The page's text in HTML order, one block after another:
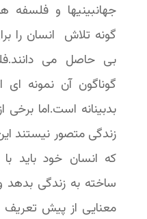
جهانبینیها و فلسفه
گونه تلاش انسان را
بی حاصل می
گوناگون آن نمونه ای
بدبینانه است.اما برخی
زندگی متصور نیستند
که انسان خود باید
ساخته به زندگی
معنایی از پیش